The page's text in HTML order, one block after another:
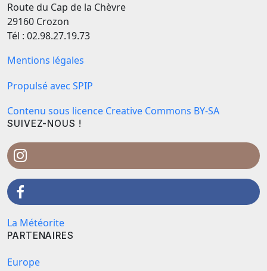
Route du Cap de la Chèvre
29160 Crozon
Tél : 02.98.27.19.73
Mentions légales
Propulsé avec SPIP
Contenu sous licence Creative Commons BY-SA
SUIVEZ-NOUS !
La Météorite
PARTENAIRES
Europe